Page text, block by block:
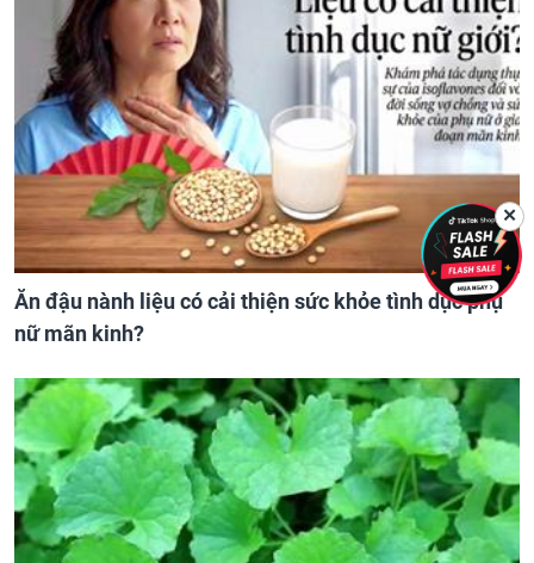
Ăn đậu nành liệu có cải thiện sức khỏe tình dục phụ
nữ mãn kinh?
✕